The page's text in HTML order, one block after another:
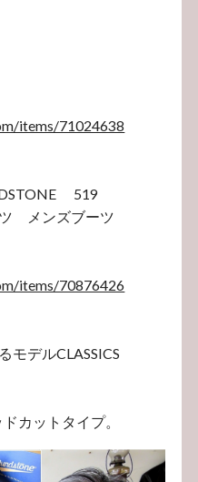
items/71024638
519
メンズブーツ
items/70876426
モデルCLASSICS
カットタイプ。